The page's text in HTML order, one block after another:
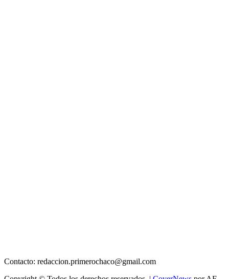
Contacto: redaccion.primerochaco@gmail.com